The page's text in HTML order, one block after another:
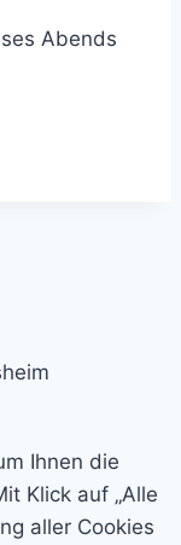
Abends
Ihnen die
Klick auf „Alle
aller Cookies